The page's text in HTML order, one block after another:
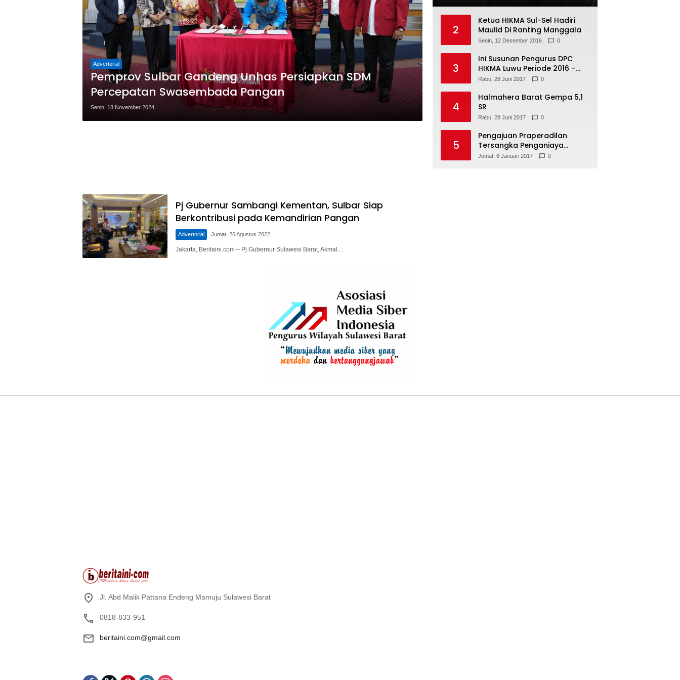
Advertorial
Pemprov Sulbar Gandeng Unhas Persiapkan SDM
Percepatan Swasembada Pangan
Senin, 18 November 2024
Pj Gubernur Sambangi Kementan, Sulbar Siap
Berkontribusi pada Kemandirian Pangan
Advertorial Jumat, 26 Agustus 2022
Jakarta, Beritaini.com – Pj Gubernur Sulawesi Barat, Akmal…
2
Ketua HIKMA Sul-Sel Hadiri
Maulid Di Ranting Manggala
Senin, 12 Desember 2016 0
3
Ini Susunan Pengurus DPC
HIKMA Luwu Periode 2016 –
2021
Rabu, 28 Juni 2017 0
4
Halmahera Barat Gempa 5,1
SR
Rabu, 28 Juni 2017 0
5
Pengajuan Praperadilan
Tersangka Penganiaya
Tamara Bleszynski, Ditolak
Jumat, 6 Januari 2017 0
Jl. Abd Malik Pattana Endeng Mamuju Sulawesi Barat
0818-833-951
beritaini.com@gmail.com